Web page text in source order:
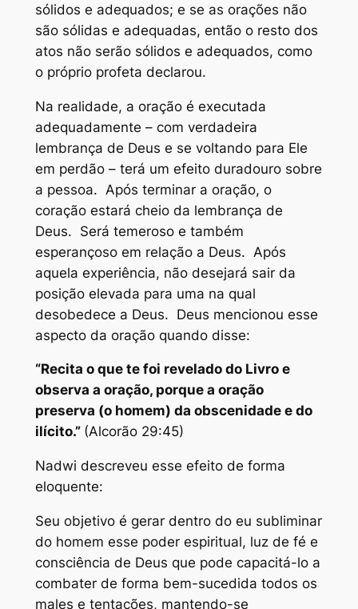
sólidos e adequados; e se as orações não
são sólidas e adequadas, então o resto dos
atos não serão sólidos e adequados, como
o próprio profeta declarou.
Na realidade, a oração é executada
adequadamente – com verdadeira
lembrança de Deus e se voltando para Ele
em perdão – terá um efeito duradouro sobre
a pessoa. Após terminar a oração, o
coração estará cheio da lembrança de
Deus. Será temeroso e também
esperançoso em relação a Deus. Após
aquela experiência, não desejará sair da
posição elevada para uma na qual
desobedece a Deus. Deus mencionou esse
aspecto da oração quando disse:
“Recita o que te foi revelado do Livro e
observa a oração, porque a oração
preserva (o homem) da obscenidade e do
ilícito.” (Alcorão 29:45)
Nadwi descreveu esse efeito de forma
eloquente:
Seu objetivo é gerar dentro do eu subliminar
do homem esse poder espiritual, luz de fé e
consciência de Deus que pode capacitá-lo a
combater de forma bem-sucedida todos os
males e tentações, mantendo-se